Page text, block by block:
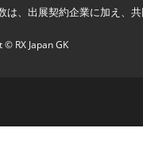
は、出展契約企業に加え、
RX Japan GK